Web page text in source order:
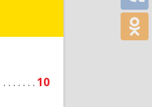
10